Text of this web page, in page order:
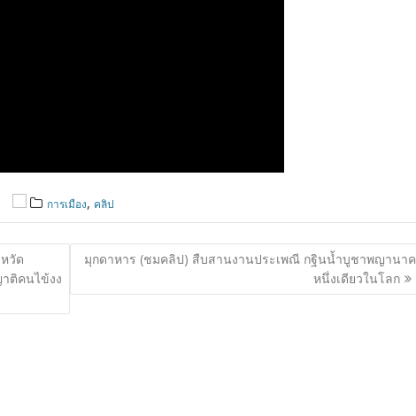
การเมือง, คลิป
วัด
ติคนไข้งง
มุกดาหาร (ชมคลิป) สืบสานงานประเพณี กฐินน้ำบูชาพญานาค
หนึ่งเดียวในโลก